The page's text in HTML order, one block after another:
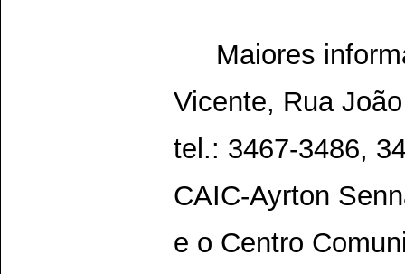
Maiores
Vicente, Rua
tel.: 3467-3486,
CAIC-Ayrton
e o Centro